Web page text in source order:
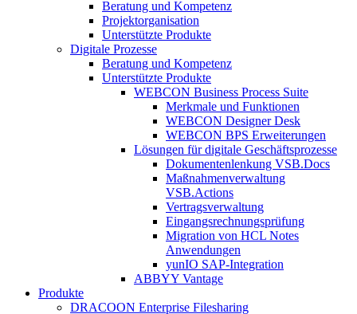
Beratung und Kompetenz
Projektorganisation
Unterstützte Produkte
Digitale Prozesse
Beratung und Kompetenz
Unterstützte Produkte
WEBCON Business Process Suite
Merkmale und Funktionen
WEBCON Designer Desk
WEBCON BPS Erweiterungen
Lösungen für digitale Geschäftsprozesse
Dokumentenlenkung VSB.Docs
Maßnahmenverwaltung
VSB.Actions
Vertragsverwaltung
Eingangsrechnungs­prüfung
Migration von HCL Notes
Anwendungen
yunIO SAP-Integration
ABBYY Vantage
Produkte
DRACOON Enterprise Filesharing